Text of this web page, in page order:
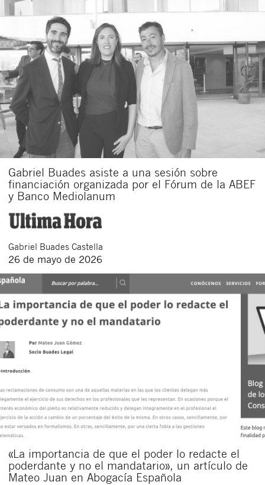
Gabriel Buades asiste a una sesión sobre
financiación organizada por el Fórum de la ABEF
y Banco Mediolanum
Gabriel Buades Castella
26 de mayo de 2026
«La importancia de que el poder lo redacte el
poderdante y no el mandatario», un artículo de
Mateo Juan en Abogacía Española
Acepto recibir comunicaciones sobre nuevos
artículos legales.
Acepto
las
condiciones
legales
yde
privacidad
de esta
web.
Al pulsar el botón de envío manifiesta haber leído la siguiente
información básica sobre privacidad: El responsable del tratamiento
es Buades Legal S.L. La finalidad es la atención a su solicitud. Tiene
derecho a acceder, rectificar y suprimir los datos, así como otros
derechos como se explica en la política de privacidad de nuestra web